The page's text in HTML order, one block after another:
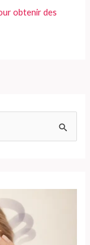
obtenir des